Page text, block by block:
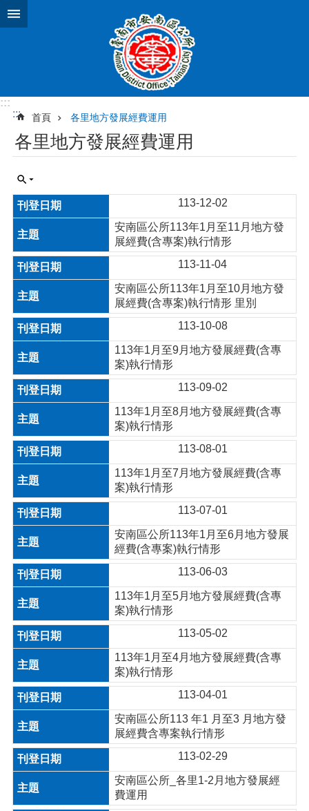
跳到主要內容區塊
:::
:::
首頁 各里地方發展經費運用
各里地方發展經費運用
113-12-02
安南區公所113年1月至11月地方發
展經費(含專案)執行情形
113-11-04
安南區公所113年1月至10月地方發
展經費(含專案)執行情形 里別
113-10-08
113年1月至9月地方發展經費(含專
案)執行情形
113-09-02
113年1月至8月地方發展經費(含專
案)執行情形
113-08-01
113年1月至7月地方發展經費(含專
案)執行情形
113-07-01
安南區公所113年1月至6月地方發展
經費(含專案)執行情形
113-06-03
113年1月至5月地方發展經費(含專
案)執行情形
113-05-02
113年1月至4月地方發展經費(含專
案)執行情形
113-04-01
安南區公所113 年1 月至3 月地方發
展經費含專案執行情形
113-02-29
安南區公所_各里1-2月地方發展經
費運用